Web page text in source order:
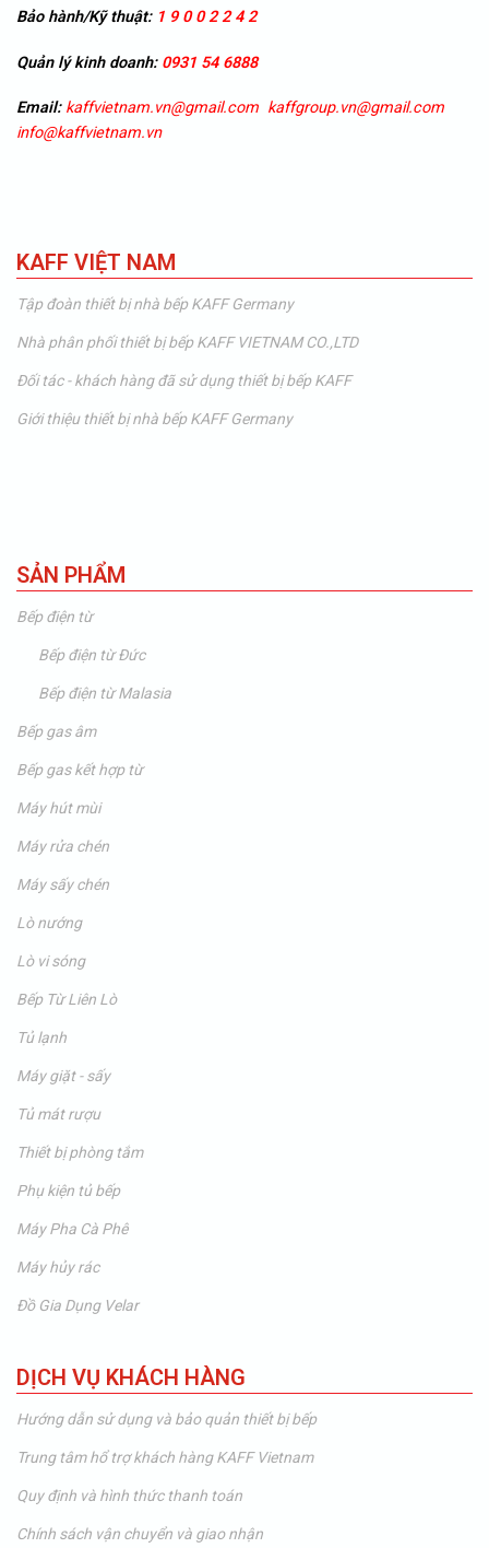
Bảo hành/Kỹ thuật: 1 9 0 0 2 2 4 2
Quản lý kinh doanh:0931 54 6888
Email: kaffvietnam.vn@gmail.com kaffgroup.vn@gmail.com
info@kaffvietnam.vn
KAFF VIỆT NAM
Tập đoàn thiết bị nhà bếp KAFF Germany
Nhà phân phối thiết bị bếp KAFF VIETNAM CO.,LTD
Đối tác - khách hàng đã sử dụng thiết bị bếp KAFF
Giới thiệu thiết bị nhà bếp KAFF Germany
SẢN PHẨM
Bếp điện từ
Bếp điện từ Đức
Bếp điện từ Malasia
Bếp gas âm
Bếp gas kết hợp từ
Máy hút mùi
Máy rửa chén
Máy sấy chén
Lò nướng
Lò vi sóng
Bếp Từ Liên Lò
Tủ lạnh
Máy giặt - sấy
Tủ mát rượu
Thiết bị phòng tắm
Phụ kiện tủ bếp
Máy Pha Cà Phê
Máy hủy rác
Đồ Gia Dụng Velar
DỊCH VỤ KHÁCH HÀNG
Hướng dẫn sử dụng và bảo quản thiết bị bếp
Trung tâm hổ trợ khách hàng KAFF Vietnam
Quy định và hình thức thanh toán
Chính sách vận chuyển và giao nhận